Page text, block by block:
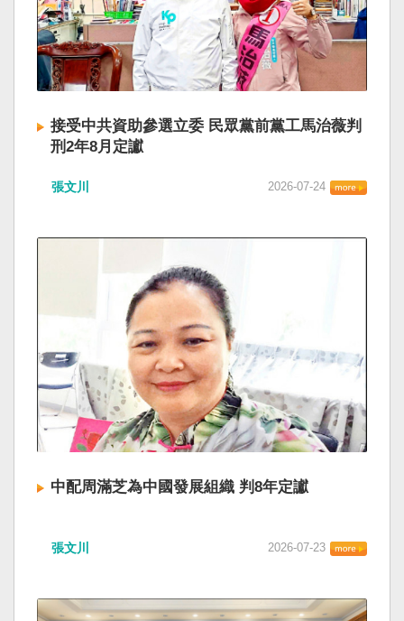
接受中共資助參選立委 民眾黨前黨工馬治薇判
刑2年8月定讞
張文川 2026-07-24
中配周滿芝為中國發展組織 判8年定讞
張文川 2026-07-23